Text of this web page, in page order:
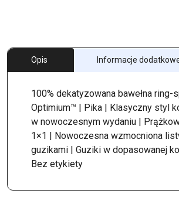
Opis Informacje
100% dekatyzowana bawełna ring-
Optimium™ | Pika | Klasyczny styl
w nowoczesnym wydaniu |
1×1 | Nowoczesna wzmocniona
guzikami | Guziki w dopasowanej
Bez etykiety